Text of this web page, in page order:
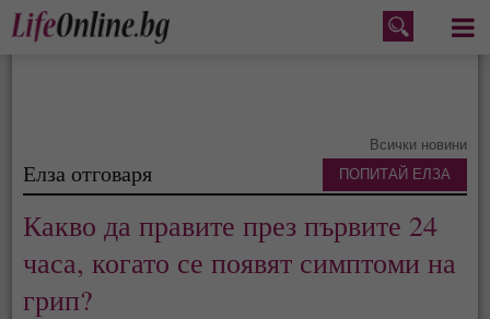
Меню
Всички новини
Елза отговаря
Какво да правите през първите 24
часа, когато се появят симптоми на
грип?
ПОПИТАЙ ЕЛЗА